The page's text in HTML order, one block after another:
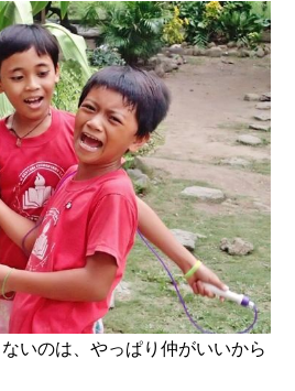
いのは、やっぱり仲がいいから